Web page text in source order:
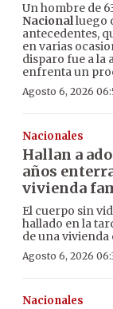
Un hombre de
Nacionalluego
antecedentes,
en varias
disparo fue a la
enfrenta un
Agosto 6, 2026
Nacionales
Hallan a
años
vivienda
El cuerpo sin
hallado en la
de una vivienda
Agosto 6, 2026
Nacionales